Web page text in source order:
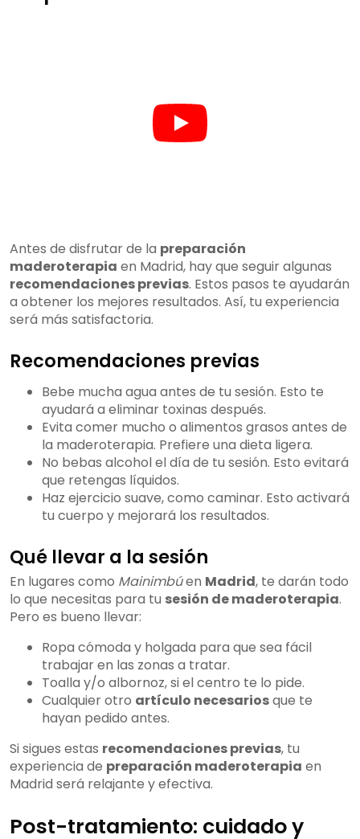
Antes de disfrutar de la preparación
maderoterapia en Madrid, hay que seguir algunas
recomendaciones previas. Estos pasos te ayudarán
a obtener los mejores resultados. Así, tu experiencia
será más satisfactoria.
Recomendaciones previas
Bebe mucha agua antes de tu sesión. Esto te
ayudará a eliminar toxinas después.
Evita comer mucho o alimentos grasos antes de
la maderoterapia. Prefiere una dieta ligera.
No bebas alcohol el día de tu sesión. Esto evitará
que retengas líquidos.
Haz ejercicio suave, como caminar. Esto activará
tu cuerpo y mejorará los resultados.
Qué llevar a la sesión
En lugares como Mainimbúen Madrid, te darán todo
lo que necesitas para tu sesión de maderoterapia.
Pero es bueno llevar:
Ropa cómoda y holgada para que sea fácil
trabajar en las zonas a tratar.
Toalla y/o albornoz, si el centro te lo pide.
Cualquier otro artículo necesariosque te
hayan pedido antes.
Si sigues estas recomendaciones previas, tu
experiencia de preparación maderoterapia en
Madrid será relajante y efectiva.
Post-tratamiento: cuidado y